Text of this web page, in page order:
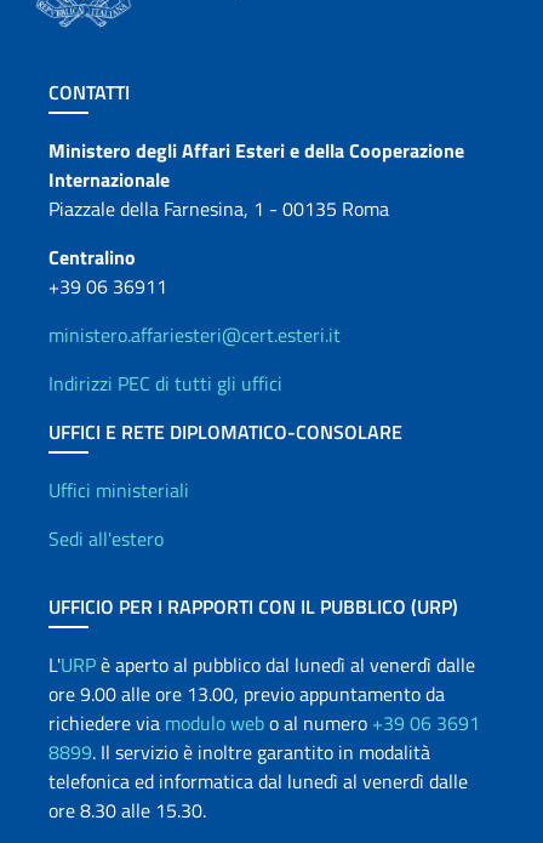
Sezione footer
CONTATTI
Contatti
Ministero degli Affari Esteri e della Cooperazione
Internazionale
Piazzale della Farnesina, 1 - 00135 Roma
Centralino
+39 06 36911
ministero.affariesteri@cert.esteri.it
Indirizzi PEC di tutti gli uffici
UFFICI E RETE DIPLOMATICO-CONSOLARE
Uffici e Rete diplomatica
Uffici ministeriali
Sedi all'estero
UFFICIO PER I RAPPORTI CON IL PUBBLICO (URP)
L'URPè aperto al pubblico dal lunedì al venerdì dalle
ore 9.00 alle ore 13.00, previo appuntamento da
richiedere via modulo webo al numero +39 06 3691
8899. Il servizio è inoltre garantito in modalità
telefonica ed informatica dal lunedì al venerdì dalle
ore 8.30 alle 15.30.